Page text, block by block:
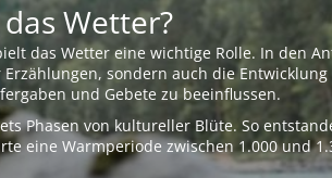
Wetter?
das Wetter eine wichtige Rolle. In den
sondern auch die
und Gebete zu beeinflussen.
Phasen von kultureller Blüte. So
eine Warmperiode zwischen 1.000 und